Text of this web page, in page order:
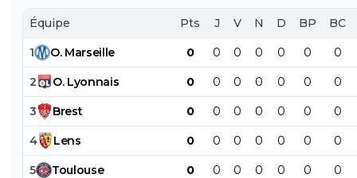
Équipe Pts J V N D BP BC
1 O. Marseille 0 0 0 0 0 0 0
2 O. Lyonnais 0 0 0 0 0 0 0
3 Brest 0 0 0 0 0 0 0
4 Lens 0 0 0 0 0 0 0
5 Toulouse 0 0 0 0 0 0 0